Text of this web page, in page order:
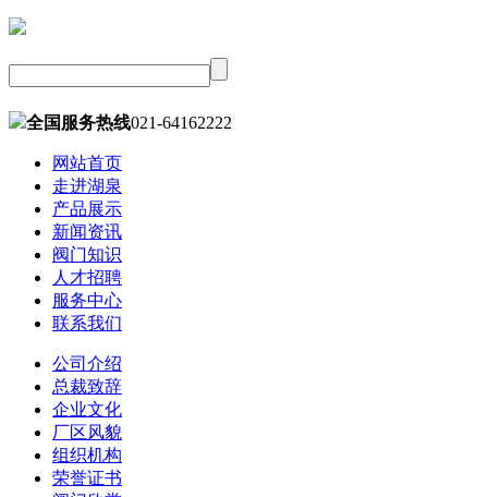
全国服务热线021-64162222
网站首页
走进湖泉
产品展示
新闻资讯
阀门知识
人才招聘
服务中心
联系我们
公司介绍
总裁致辞
企业文化
厂区风貌
组织机构
荣誉证书